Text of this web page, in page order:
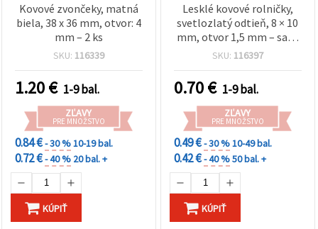
Kovové zvončeky, matná
biela, 38 x 36 mm, otvor: 4
mm – 2 ks
SKU: 116339
1.20€ 1-9 bal.
ZĽAVY
PRE MNOŽSTVO
0.84 €- 30 %10-19 bal.
0.72 €- 40 % 20 bal. +
KÚPIŤ
Lesklé kovové rolničky,
svetlozlatý odtieň, 8 × 10
mm, otvor 1,5 mm – sada
50 ks na sviatočné
dekorácie a kreatívne DIY
projekty
SKU: 116397
0.70€ 1-9 bal.
ZĽAVY
PRE MNOŽSTVO
0.49 €- 30 %10-49 bal.
0.42 €- 40 %50 bal. +
KÚPIŤ